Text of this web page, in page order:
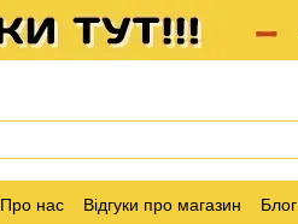
Про нас Відгуки про магазин Блог